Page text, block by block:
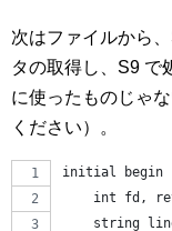
次はファイルから
タの取得し、S9 で
に使ったものじゃ
ください）。
initial begin
int fd,
string